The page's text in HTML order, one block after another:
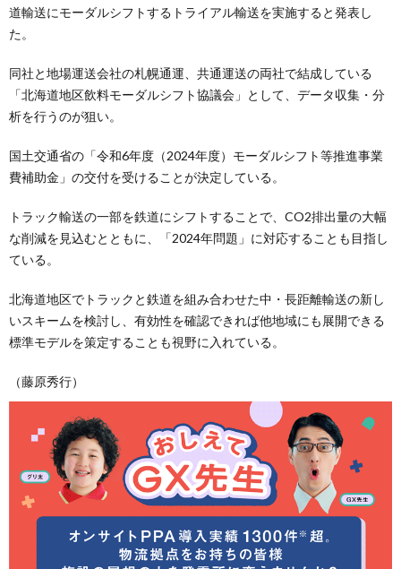
道輸送にモーダルシフトするトライアル輸送を実施すると発表し
た。
同社と地場運送会社の札幌通運、共通運送の両社で結成している
「北海道地区飲料モーダルシフト協議会」として、データ収集・分
析を行うのが狙い。
国土交通省の「令和6年度（2024年度）モーダルシフト等推進事業
費補助金」の交付を受けることが決定している。
トラック輸送の一部を鉄道にシフトすることで、CO2排出量の大幅
な削減を見込むとともに、「2024年問題」に対応することも目指し
ている。
北海道地区でトラックと鉄道を組み合わせた中・長距離輸送の新し
いスキームを検討し、有効性を確認できれば他地域にも展開できる
標準モデルを策定することも視野に入れている。
（藤原秀行）